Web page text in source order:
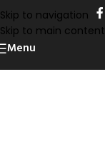
Skip to navigation
Skip to main content
Menu